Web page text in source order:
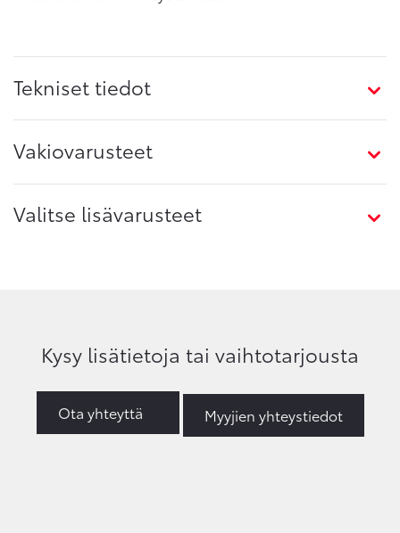
Tekniset tiedot
Vakiovarusteet
Valitse lisävarusteet
Kysy lisätietoja tai vaihtotarjousta
Ota yhteyttä Myyjien yhteystiedot